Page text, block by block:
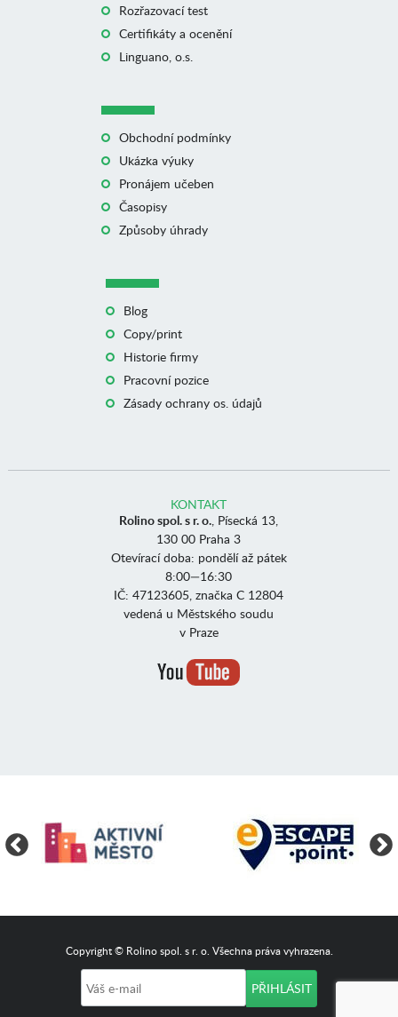
Rozřazovací test
Certifikáty a ocenění
Linguano, o.s.
Obchodní podmínky
Ukázka výuky
Pronájem učeben
Časopisy
Způsoby úhrady
Blog
Copy/print
Historie firmy
Pracovní pozice
Zásady ochrany os. údajů
KONTAKT
Rolino spol. s r. o., Písecká 13,
130 00 Praha 3
Otevírací doba: pondělí až pátek
8:00—16:30
IČ: 47123605, značka C 12804
vedená u Městského soudu
v Praze
Copyright © Rolino spol. s r. o. Všechna práva vyhrazena.